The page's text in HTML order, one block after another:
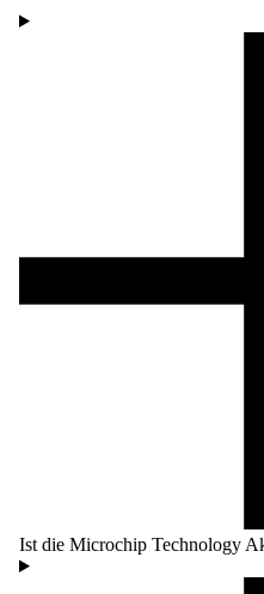
Ist die Microchip Technology